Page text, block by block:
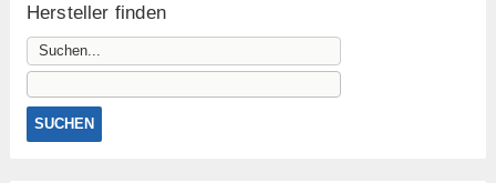
Hersteller finden